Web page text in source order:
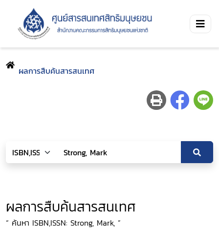
ผลการสืบค้นสารสนเทศ
ผลการสืบค้นสารสนเทศ
“ ค้นหา ISBN,ISSN: Strong, Mark, ”